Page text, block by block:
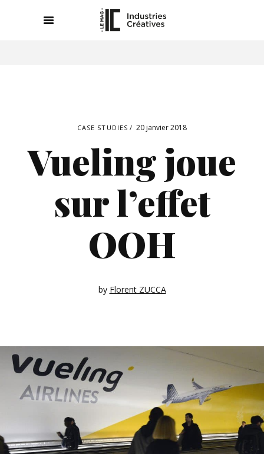
CASE STUDIES 20 janvier 2018
Vueling joue
sur l’effet
OOH
by Florent ZUCCA